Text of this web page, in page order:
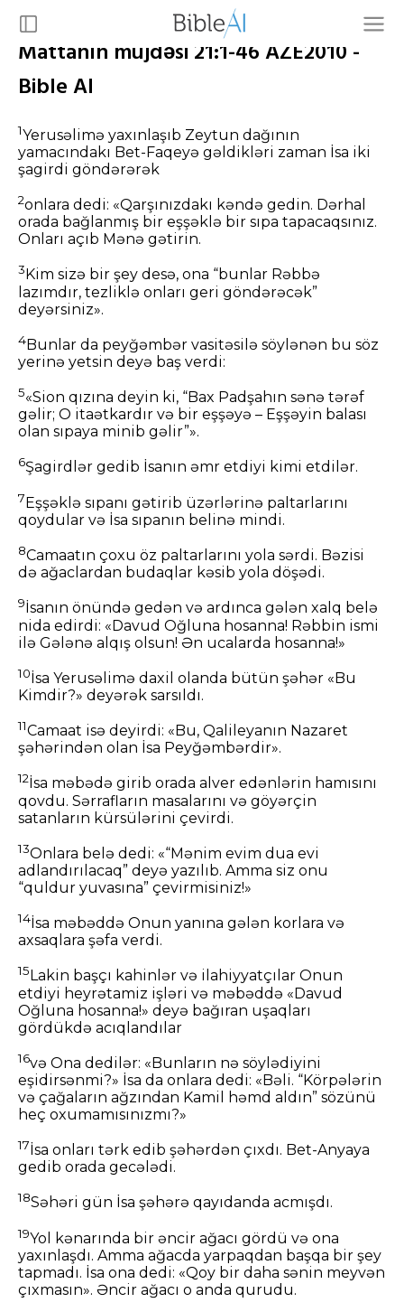
Mattanın müjdəsi 21:1-46 AZE2010 -
Bible AI
1Yerusəlimə yaxınlaşıb Zeytun dağının
yamacındakı Bet-Faqeyə gəldikləri zaman İsa iki
şagirdi göndərərək
2onlara dedi: «Qarşınızdakı kəndə gedin. Dərhal
orada bağlanmış bir eşşəklə bir sıpa tapacaqsınız.
Onları açıb Mənə gətirin.
3 Kim sizə bir şey desə, ona “bunlar Rəbbə
lazımdır, tezliklə onları geri göndərəcək”
deyərsiniz».
4Bunlar da peyğəmbər vasitəsilə söylənən bu söz
yerinə yetsin deyə baş verdi:
5«Sion qızına deyin ki, “Bax Padşahın sənə tərəf
gəlir; O itaətkardır və bir eşşəyə – Eşşəyin balası
olan sıpaya minib gəlir”».
6Şagirdlər gedib İsanın əmr etdiyi kimi etdilər.
7Eşşəklə sıpanı gətirib üzərlərinə paltarlarını
qoydular və İsa sıpanın belinə mindi.
8Camaatın çoxu öz paltarlarını yola sərdi. Bəzisi
də ağaclardan budaqlar kəsib yola döşədi.
9İsanın önündə gedən və ardınca gələn xalq belə
nida edirdi: «Davud Oğluna hosanna! Rəbbin ismi
ilə Gələnə alqış olsun! Ən ucalarda hosanna!»
10İsa Yerusəlimə daxil olanda bütün şəhər «Bu
Kimdir?» deyərək sarsıldı.
11Camaat isə deyirdi: «Bu, Qalileyanın Nazaret
şəhərindən olan İsa Peyğəmbərdir».
12İsa məbədə girib orada alver edənlərin hamısını
qovdu. Sərrafların masalarını və göyərçin
satanların kürsülərini çevirdi.
13Onlara belə dedi: «“Mənim evim dua evi
adlandırılacaq” deyə yazılıb. Amma siz onu
“quldur yuvasına” çevirmisiniz!»
14İsa məbəddə Onun yanına gələn korlara və
axsaqlara şəfa verdi.
15 Lakin başçı kahinlər və ilahiyyatçılar Onun
etdiyi heyrətamiz işləri və məbəddə «Davud
Oğluna hosanna!» deyə bağıran uşaqları
gördükdə acıqlandılar
16və Ona dedilər: «Bunların nə söylədiyini
eşidirsənmi?» İsa da onlara dedi: «Bəli. “Körpələrin
və çağaların ağzından Kamil həmd aldın” sözünü
heç oxumamısınızmı?»
17İsa onları tərk edib şəhərdən çıxdı. Bet-Anyaya
gedib orada gecələdi.
18Səhəri gün İsa şəhərə qayıdanda acmışdı.
19Yol kənarında bir əncir ağacı gördü və ona
yaxınlaşdı. Amma ağacda yarpaqdan başqa bir şey
tapmadı. İsa ona dedi: «Qoy bir daha sənin meyvən
çıxmasın». Əncir ağacı o anda qurudu.